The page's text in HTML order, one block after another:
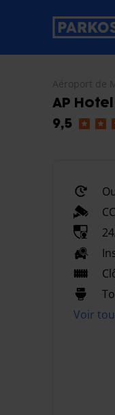
étiquette-
Aéroport de
AP
9,5
Voir